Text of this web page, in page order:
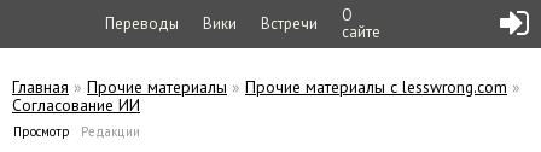
Переводы Вики Встречи
О
сайте
Вы здесь
Главная » Прочие материалы » Прочие материалы с lesswrong.com »
Согласование ИИ
Просмотр (активная вкладка)
Редакции